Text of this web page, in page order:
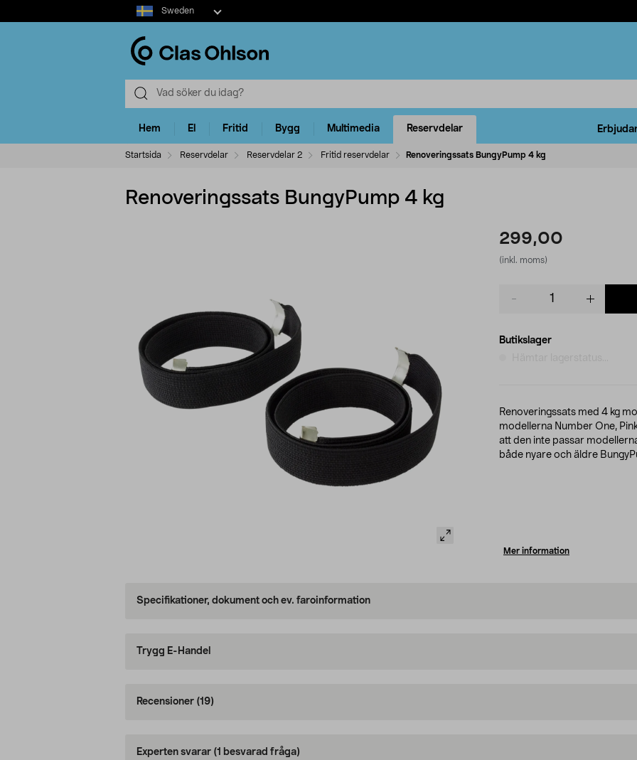
Select
market
Sweden
Hem El Fritid Bygg Multimedia Reservdelar
Startsida Reservdelar Reservdelar 2 Fritid reservdelar Renoveringssats BungyPump 4 kg
Renoveringssats BungyPump 4 kg
299,00
(inkl. moms)
Butikslager
Renoveringssats med 4 kg
modellerna Number One,
att den inte passar
både nyare och äldre
Mer information
Specifikationer, dokument och ev. faroinformation
Trygg E-Handel
Recensioner (19)
Experten svarar (1 besvarad fråga)